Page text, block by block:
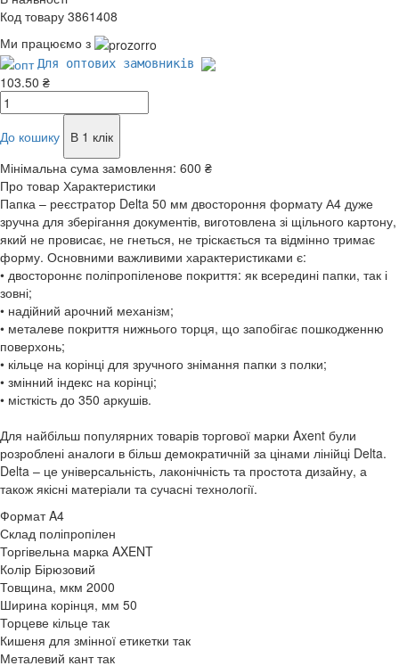
Код товару 3861408
Ми працюємо з
Для оптових замовників
103.50 ₴
До кошику
В 1 клік
Мінімальна сума замовлення: 600 ₴
Про товар Характеристики
Папка – реєстратор Delta 50 мм двостороння формату А4 дуже
зручна для зберігання документів, виготовлена зі щільного картону,
який не провисає, не гнеться, не тріскається та відмінно тримає
форму. Основними важливими характеристиками є:
• двостороннє поліпропіленове покриття: як всередині папки, так і
зовні;
• надійний арочний механізм;
• металеве покриття нижнього торця, що запобігає пошкодженню
поверхонь;
• кільце на корінці для зручного знімання папки з полки;
• змінний індекс на корінці;
• місткість до 350 аркушів.
Для найбільш популярних товарів торгової марки Axent були
розроблені аналоги в більш демократичній за цінами лінійці Delta.
Delta – це універсальність, лаконічність та простота дизайну, а
також якісні матеріали та сучасні технології.
Формат A4
Склад поліпропілен
Торгівельна марка AXENT
Колір Бірюзовий
Товщина, мкм 2000
Ширина корінця, мм 50
Торцеве кільце так
Кишеня для змінної етикетки так
Металевий кант так